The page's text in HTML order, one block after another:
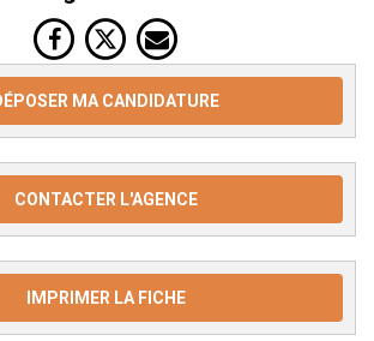
MA CANDIDATURE
CONTACTER L'AGENCE
IMPRIMER LA FICHE